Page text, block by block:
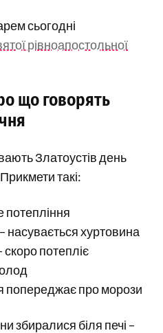
сьогодні
рівноапостольної
що говорять
Златоустів день
такі:
потепління
насувається хуртовина
скоро потепліє
попереджає про морози
збиралися біля печі –